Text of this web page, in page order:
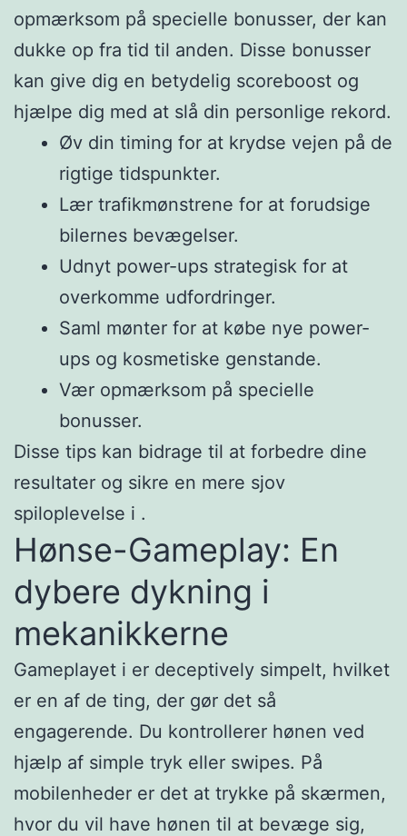
opmærksom på specielle bonusser, der kan
dukke op fra tid til anden. Disse bonusser
kan give dig en betydelig scoreboost og
hjælpe dig med at slå din personlige rekord.
Øv din timing for at krydse vejen på de
rigtige tidspunkter.
Lær trafikmønstrene for at forudsige
bilernes bevægelser.
Udnyt power-ups strategisk for at
overkomme udfordringer.
Saml mønter for at købe nye power-
ups og kosmetiske genstande.
Vær opmærksom på specielle
bonusser.
Disse tips kan bidrage til at forbedre dine
resultater og sikre en mere sjov
spiloplevelse i .
Hønse-Gameplay: En
dybere dykning i
mekanikkerne
Gameplayet i er deceptively simpelt, hvilket
er en af de ting, der gør det så
engagerende. Du kontrollerer hønen ved
hjælp af simple tryk eller swipes. På
mobilenheder er det at trykke på skærmen,
hvor du vil have hønen til at bevæge sig,